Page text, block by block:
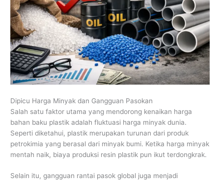
Dipicu Harga Minyak dan Gangguan Pasokan
Salah satu faktor utama yang mendorong kenaikan harga
bahan baku plastik adalah fluktuasi harga minyak dunia.
Seperti diketahui, plastik merupakan turunan dari produk
petrokimia yang berasal dari minyak bumi. Ketika harga minyak
mentah naik, biaya produksi resin plastik pun ikut terdongkrak.
Selain itu, gangguan rantai pasok global juga menjadi